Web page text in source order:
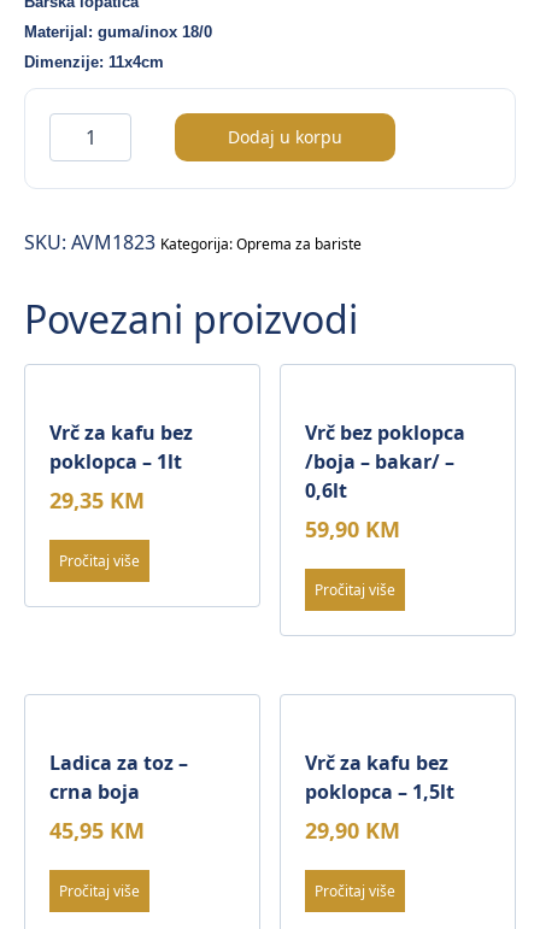
Materijal: guma/inox 18/0
Dimenzije: 11x4cm
Barska
lopatica
sa
drškom
-11x4cm
količina
Dodaj u korpu
SKU: AVM1823 Kategorija:Oprema za bariste
Povezani proizvodi
Vrč za kafu bez
poklopca – 1lt
29,35 KM
Pročitaj više
Vrč bez poklopca
/boja – bakar/ –
0,6lt
59,90 KM
Pročitaj više
Ladica za toz –
crna boja
45,95 KM
Pročitaj više
Vrč za kafu bez
poklopca – 1,5lt
29,90 KM
Pročitaj više